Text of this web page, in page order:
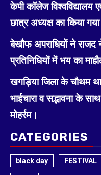
केपी कॉलेज
छात्र अध्यक्ष का किया
बेखौफ अपराधियों ने राजद
प्रतिनिधियों में भय का
खगड़िया जिला के चौथम
भाईचारा व सद्भावना के
मोहर्रम।
CATEGORIES
black day FESTIVAL